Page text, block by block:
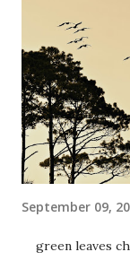
September 09,
green leaves